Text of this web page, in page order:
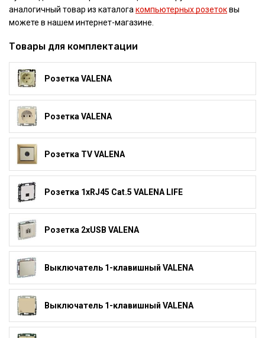
аналогичный товар из каталогакомпьютерных розетоквы
можете в нашем интернет-магазине.
Товары для комплектации
Розетка VALENA
Розетка VALENA
Розетка TV VALENA
Розетка 1xRJ45 Cat.5 VALENA LIFE
Розетка 2xUSB VALENA
Выключатель 1-клавишный VALENA
Выключатель 1-клавишный VALENA